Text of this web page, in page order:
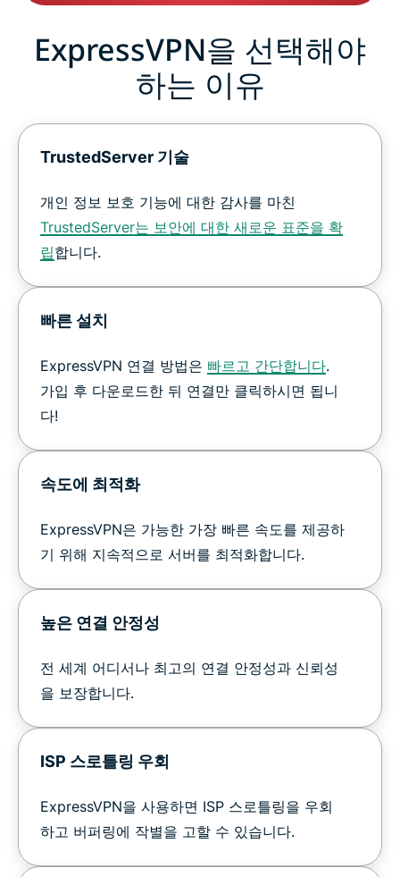
ExpressVPN을 선택해야
하는 이유
TrustedServer 기술
개인 정보 보호 기능에 대한 감사를 마친
TrustedServer는 보안에 대한 새로운 표준을 확
립합니다.
빠른 설치
ExpressVPN 연결 방법은 빠르고 간단합니다.
가입 후 다운로드한 뒤 연결만 클릭하시면 됩니
다!
속도에 최적화
ExpressVPN은 가능한 가장 빠른 속도를 제공하
기 위해 지속적으로 서버를 최적화합니다.
높은 연결 안정성
전 세계 어디서나 최고의 연결 안정성과 신뢰성
을 보장합니다.
ISP 스로틀링 우회
ExpressVPN을 사용하면 ISP 스로틀링을 우회
하고 버퍼링에 작별을 고할 수 있습니다.